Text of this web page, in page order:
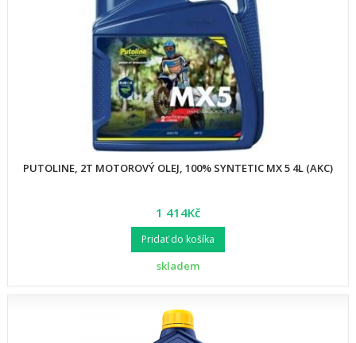
PUTOLINE, 2T MOTOROVÝ OLEJ, 100% SYNTETIC MX 5 4L (AKC)
1 414Kč
Pridať do košíka
skladem